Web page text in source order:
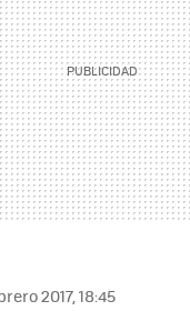
2017, 18:45